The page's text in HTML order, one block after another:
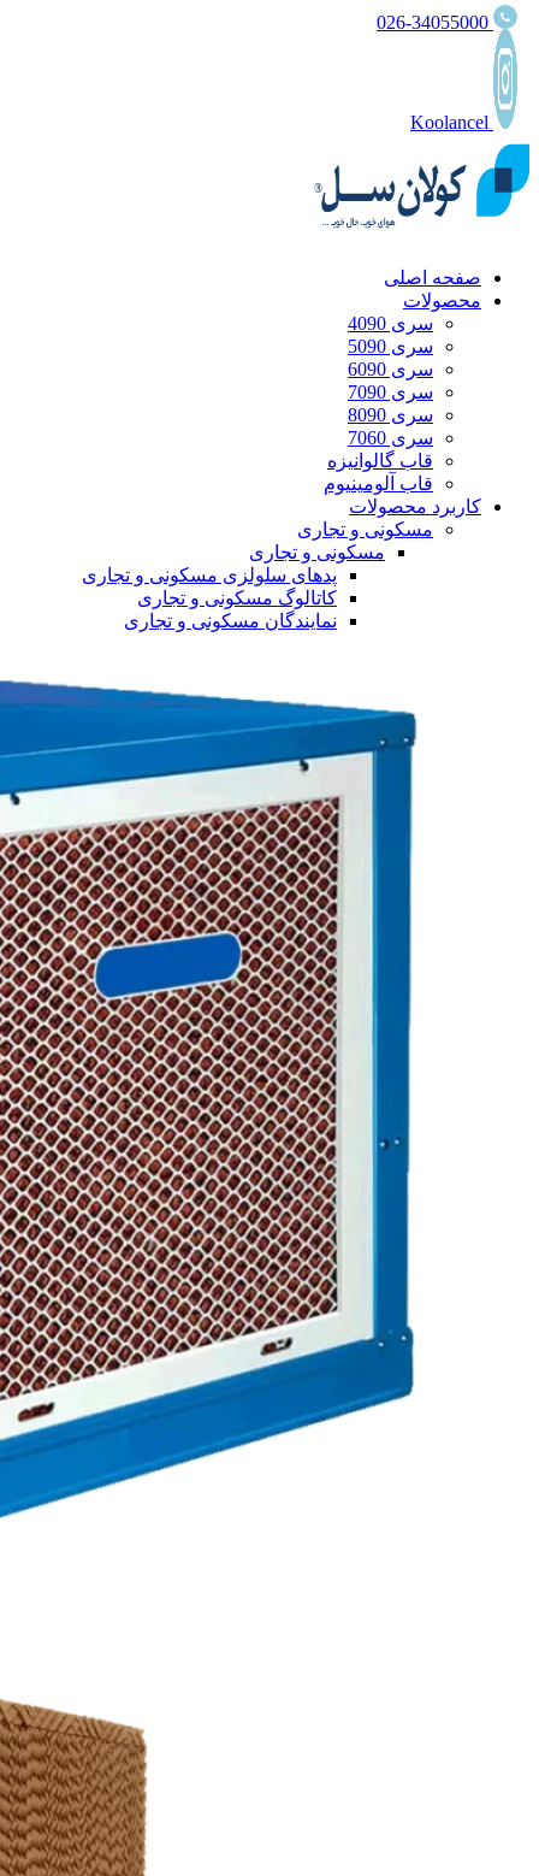
صفحه اصلی
محصولات
سری 4090
سری 5090
سری 6090
سری 7090
سری 8090
سری 7060
قاب گالوانیزه
قاب آلومینیوم
کاربرد محصولات
مسکونی و تجاری
مسکونی و تجاری
پدهای سلولزی مسکونی و تجاری
کاتالوگ مسکونی و تجاری
نمایندگان مسکونی و تجاری